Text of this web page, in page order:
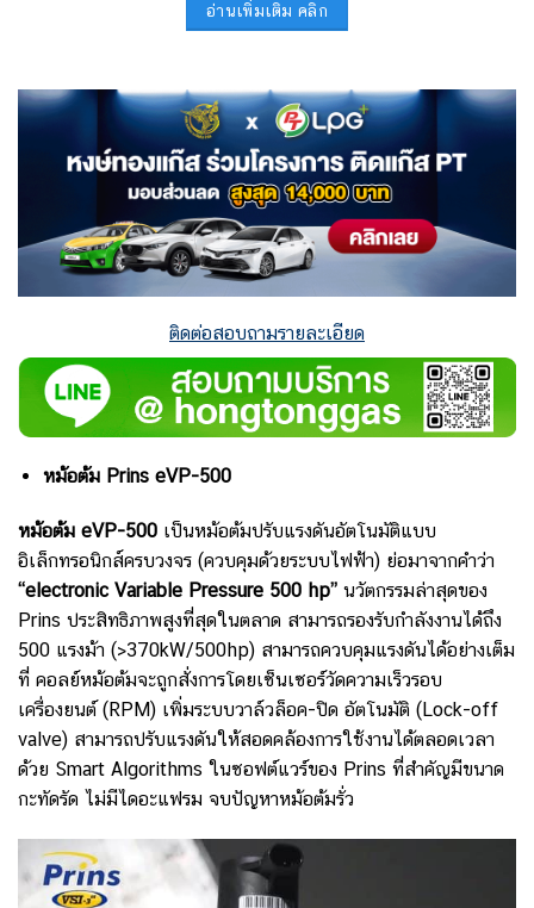
อ่านเพิ่มเติม คลิก
ติดต่อสอบถามรายละเอียด
หม้อต้ม Prins eVP-500
หม้อต้ม eVP-500 เป็นหม้อต้มปรับแรงดันอัตโนมัติแบบ
อิเล็กทรอนิกส์ครบวงจร (ควบคุมด้วยระบบไฟฟ้า) ย่อมาจากคำว่า
“electronic Variable Pressure 500 hp” นวัตกรรมล่าสุดของ
Prins ประสิทธิภาพสูงที่สุดในตลาด สามารถรองรับกำลังงานได้ถึง
500 แรงม้า (>370kW/500hp) สามารถควบคุมแรงดันได้อย่างเต็ม
ที่ คอลย์หม้อต้มจะถูกสั่งการโดยเซ็นเซอร์วัดความเร็วรอบ
เครื่องยนต์ (RPM) เพิ่มระบบวาล์วล็อค-ปิด อัตโนมัติ (Lock-off
valve) สามารถปรับแรงดันให้สอดคล้องการใช้งานได้ตลอดเวลา
ด้วย Smart Algorithms ในซอฟต์แวร์ของ Prins ที่สำคัญมีขนาด
กะทัดรัด ไม่มีไดอะแฟรม จบปัญหาหม้อต้มรั่ว